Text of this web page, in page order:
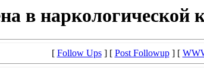
в
[ Follow Ups] [ Post Followup] [